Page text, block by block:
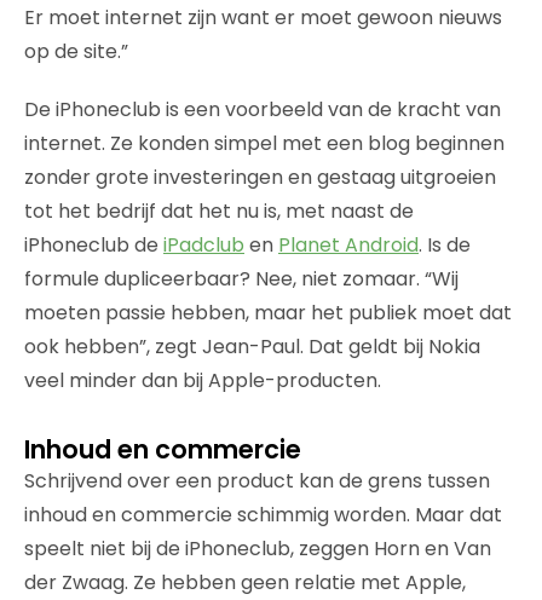
Er moet internet zijn want er moet gewoon nieuws
op de site.”
De iPhoneclub is een voorbeeld van de kracht van
internet. Ze konden simpel met een blog beginnen
zonder grote investeringen en gestaag uitgroeien
tot het bedrijf dat het nu is, met naast de
iPhoneclub de iPadclub en Planet Android. Is de
formule dupliceerbaar? Nee, niet zomaar. “Wij
moeten passie hebben, maar het publiek moet dat
ook hebben”, zegt Jean-Paul. Dat geldt bij Nokia
veel minder dan bij Apple-producten.
Inhoud en commercie
Schrijvend over een product kan de grens tussen
inhoud en commercie schimmig worden. Maar dat
speelt niet bij de iPhoneclub, zeggen Horn en Van
der Zwaag. Ze hebben geen relatie met Apple,